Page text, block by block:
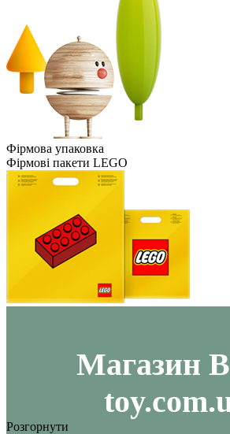
Фірмова упаковка
Фірмові пакети LEGO
Maгазин
Розгорнути